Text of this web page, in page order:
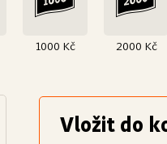
1000 Kč 2000 Kč